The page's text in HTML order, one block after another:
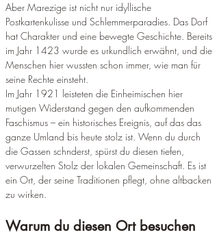
Aber Marezige ist nicht nur idyllische
Postkartenkulisse und Schlemmerparadies. Das Dorf
hat Charakter und eine bewegte Geschichte. Bereits
im Jahr 1423 wurde es urkundlich erwähnt, und die
Menschen hier wussten schon immer, wie man für
seine Rechte einsteht.
Im Jahr 1921 leisteten die Einheimischen hier
mutigen Widerstand gegen den aufkommenden
Faschismus – ein historisches Ereignis, auf das das
ganze Umland bis heute stolz ist. Wenn du durch
die Gassen schnderst, spürst du diesen tiefen,
verwurzelten Stolz der lokalen Gemeinschaft. Es ist
ein Ort, der seine Traditionen pflegt, ohne altbacken
zu wirken.
Warum du diesen Ort besuchen